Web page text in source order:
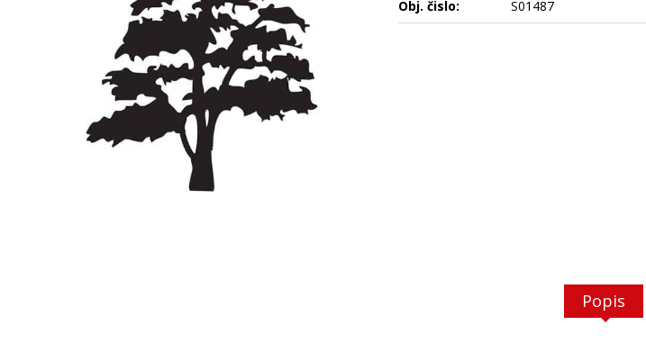
Obj. čislo: S01487
Popis